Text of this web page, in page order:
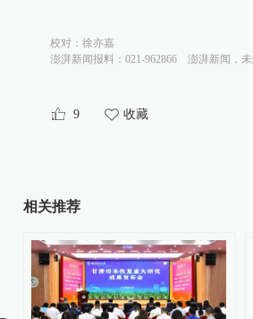
校对： 徐亦嘉
澎湃新闻报料：021-962866
澎湃新闻，
9 收藏
相关推荐